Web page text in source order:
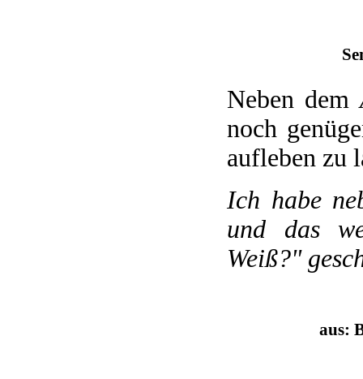
Neben dem
noch
aufleben zu
Ich habe
und das
Weiß?"
aus: